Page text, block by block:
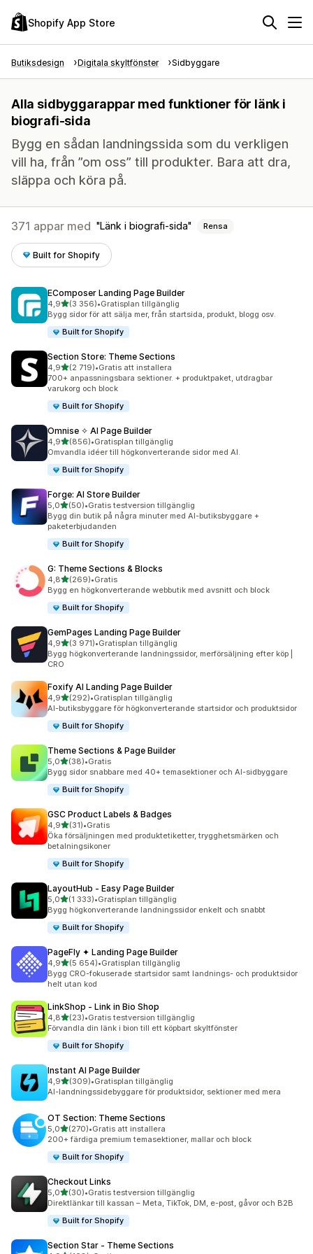
Shopify App Store
Butiksdesign Digitala skyltfönster Sidbyggare
Alla sidbyggarappar med funktioner för länk i
biografi-sida
Bygg en sådan landningssida som du verkligen
vill ha, från ”om oss” till produkter. Bara att dra,
släppa och köra på.
371 appar med Länk i biografi-sida Rensa
Built for Shopify
EComposer Landing Page Builder
4,9av 5 stjärnor
(3 356)
3356 recensioner totalt
•Gratisplan tillgänglig
Bygg sidor för att sälja mer, från startsida, produkt, blogg osv.
Built for Shopify
Section Store: Theme Sections
4,9av 5 stjärnor
(2 719)
2719 recensioner totalt
•Gratis att installera
700+ anpassningsbara sektioner. + produktpaket, utdragbar
varukorg och block
Built for Shopify
Omnise ✧ AI Page Builder
4,9av 5 stjärnor
(856)
856 recensioner totalt
•Gratisplan tillgänglig
Omvandla idéer till högkonverterande sidor med AI.
Built for Shopify
Forge: AI Store Builder
5,0av 5 stjärnor
(50)
50 recensioner totalt
•Gratis testversion tillgänglig
Bygg din butik på några minuter med AI-butiksbyggare +
paketerbjudanden
Built for Shopify
G: Theme Sections & Blocks
4,8av 5 stjärnor
(269)
269 recensioner totalt
•Gratis
Bygg en högkonverterande webbutik med avsnitt och block
Built for Shopify
GemPages Landing Page Builder
4,9av 5 stjärnor
(3 971)
3971 recensioner totalt
•Gratisplan tillgänglig
Bygg högkonverterande landningssidor, merförsäljning efter köp |
CRO
Foxify AI Landing Page Builder
4,9av 5 stjärnor
(292)
292 recensioner totalt
•Gratisplan tillgänglig
AI-butiksbyggare för högkonverterande startsidor och produktsidor
Built for Shopify
Theme Sections & Page Builder
5,0av 5 stjärnor
(38)
38 recensioner totalt
•Gratis
Bygg sidor snabbare med 40+ temasektioner och AI-sidbyggare
Built for Shopify
GSC Product Labels & Badges
4,9av 5 stjärnor
(31)
31 recensioner totalt
•Gratis
Öka försäljningen med produktetiketter, trygghetsmärken och
betalningsikoner
Built for Shopify
LayoutHub ‑ Easy Page Builder
5,0av 5 stjärnor
(1 333)
1333 recensioner totalt
•Gratisplan tillgänglig
Bygg högkonverterande landningssidor enkelt och snabbt
Built for Shopify
PageFly ✦ Landing Page Builder
4,9av 5 stjärnor
(5 654)
5654 recensioner totalt
•Gratisplan tillgänglig
Bygg CRO-fokuserade startsidor samt landnings- och produktsidor
helt utan kod
LinkShop ‑ Link in Bio Shop
4,8av 5 stjärnor
(23)
23 recensioner totalt
•Gratis testversion tillgänglig
Förvandla din länk i bion till ett köpbart skyltfönster
Built for Shopify
Instant AI Page Builder
4,9av 5 stjärnor
(309)
309 recensioner totalt
•Gratisplan tillgänglig
AI-landningssidebyggare för produktsidor, sektioner med mera
OT Section: Theme Sections
5,0av 5 stjärnor
(270)
270 recensioner totalt
•Gratis att installera
200+ färdiga premium temasektioner, mallar och block
Built for Shopify
Checkout Links
5,0av 5 stjärnor
(30)
30 recensioner totalt
•Gratis testversion tillgänglig
Direktlänkar till kassan – Meta, TikTok, DM, e-post, gåvor och B2B
Built for Shopify
Section Star ‑ Theme Sections